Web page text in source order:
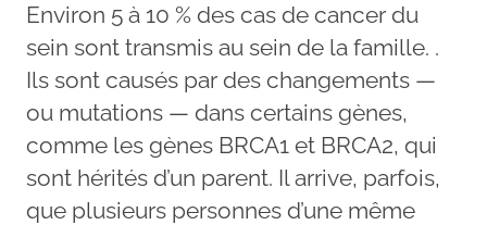
Environ 5 à 10 % des cas de cancer du
sein sont transmis au sein de la famille. .
Ils sont causés par des changements —
ou mutations — dans certains gènes,
comme les gènes BRCA1 et BRCA2, qui
sont hérités d’un parent. Il arrive, parfois,
que plusieurs personnes d’une même